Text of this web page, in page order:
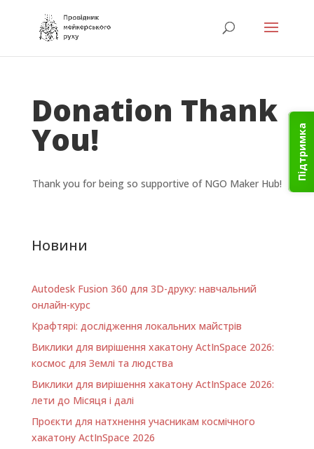
Підтримка
Donation Thank
You!
Thank you for being so supportive of NGO Maker Hub!
Новини
Autodesk Fusion 360 для 3D-друку: навчальний
онлайн-курс
Крафтярі: дослідження локальних майстрів
Виклики для вирішення хакатону ActInSpace 2026:
космос для Землі та людства
Виклики для вирішення хакатону ActInSpace 2026:
лети до Місяця і далі
Проєкти для натхнення учасникам космічного
хакатону ActInSpace 2026